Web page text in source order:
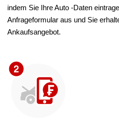
indem Sie Ihre Auto -Daten
Anfrageformular aus und Sie
Ankaufsangebot.